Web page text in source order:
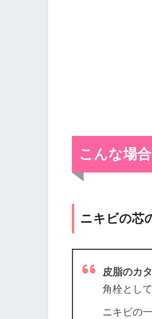
こんな場
ニキビの芯
皮脂のカ
角栓とし
ニキビの